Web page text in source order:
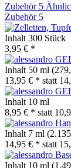
Zubehör 5
Zubehör 5
Inhalt 300 Stück
3,95 € *
Inhalt 50 ml
13,95 € * statt
Inhalt 10 ml
8,95 € * statt
Inhalt 7 ml
14,95 € * statt
Inhalt 10 ml